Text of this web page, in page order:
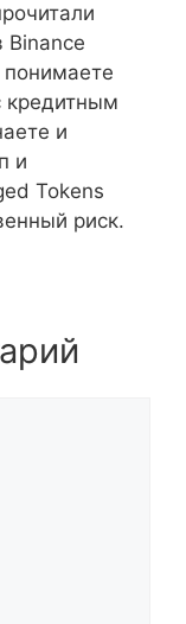
Binance
кредитным
и
и
Tokens
риск.